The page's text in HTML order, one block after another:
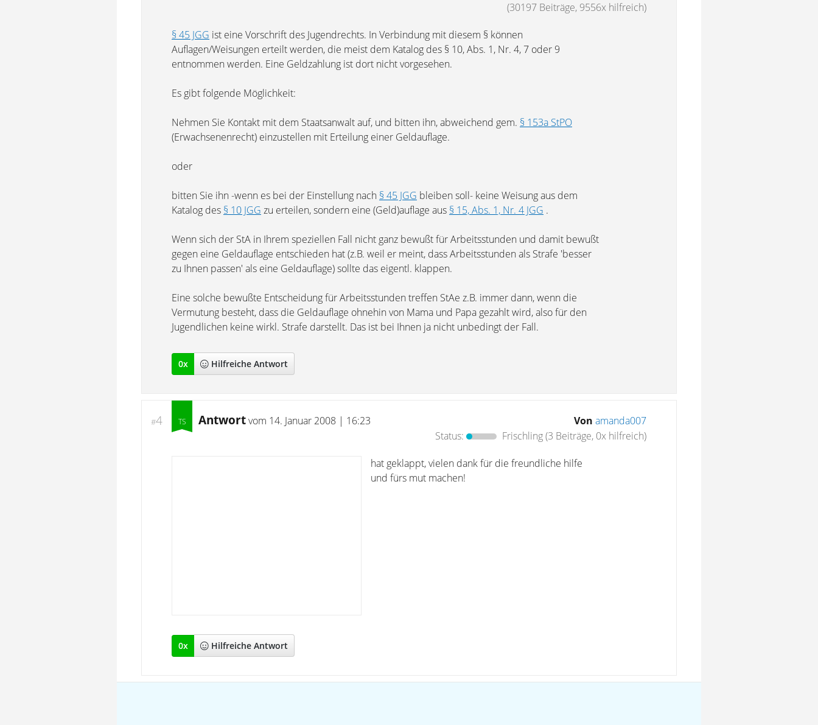
(30197 Beiträge, 9556x hilfreich)
§ 45 JGG ist eine Vorschrift des Jugendrechts. In Verbindung mit diesem § können
Auflagen/Weisungen erteilt werden, die meist dem Katalog des § 10, Abs. 1, Nr. 4, 7 oder 9
entnommen werden. Eine Geldzahlung ist dort nicht vorgesehen.
Es gibt folgende Möglichkeit:
Nehmen Sie Kontakt mit dem Staatsanwalt auf, und bitten ihn, abweichend gem. § 153a StPO
(Erwachsenenrecht) einzustellen mit Erteilung einer Geldauflage.
oder
bitten Sie ihn -wenn es bei der Einstellung nach § 45 JGG bleiben soll- keine Weisung aus dem
Katalog des § 10 JGG zu erteilen, sondern eine (Geld)auflage aus § 15, Abs. 1, Nr. 4 JGG .
Wenn sich der StA in Ihrem speziellen Fall nicht ganz bewußt für Arbeitsstunden und damit bewußt
gegen eine Geldauflage entschieden hat (z.B. weil er meint, dass Arbeitsstunden als Strafe 'besser
zu Ihnen passen' als eine Geldauflage) sollte das eigentl. klappen.
Eine solche bewußte Entscheidung für Arbeitsstunden treffen StAe z.B. immer dann, wenn die
Vermutung besteht, dass die Geldauflage ohnehin von Mama und Papa gezahlt wird, also für den
Jugendlichen keine wirkl. Strafe darstellt. Das ist bei Ihnen ja nicht unbedingt der Fall.
0x Hilfreiche Antwort
#4 Antwortvom 14. Januar 2008 | 16:23 Von amanda007
Status:
Frischling(3 Beiträge, 0x hilfreich)
hat geklappt, vielen dank für die freundliche hilfe
und fürs mut machen!
0x Hilfreiche Antwort